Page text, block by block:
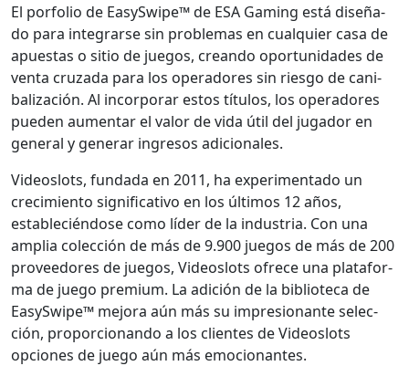
El por­fo­lio de EasySwipe™ de ESA Gam­ing está dis­eña­
do para inte­grarse sin prob­le­mas en cualquier casa de
apues­tas o sitio de jue­gos, cre­an­do opor­tu­nidades de
ven­ta cruza­da para los oper­adores sin ries­go de cani­
bal­ización. Al incor­po­rar estos títu­los, los oper­adores
pueden aumen­tar el val­or de vida útil del jugador en
gen­er­al y gener­ar ingre­sos adi­cionales.
Videoslots, fun­da­da en 2011, ha exper­i­men­ta­do un
crec­imien­to sig­ni­fica­ti­vo en los últi­mos 12 años,
estable­cién­dose como líder de la indus­tria. Con una
amplia colec­ción de más de 9.900 jue­gos de más de 200
provee­dores de jue­gos, Videoslots ofrece una platafor­
ma de juego pre­mi­um. La adi­ción de la bib­liote­ca de
EasySwipe™ mejo­ra aún más su impre­sio­n­ante selec­
ción, pro­por­cio­nan­do a los clientes de Videoslots
opciones de juego aún más emo­cio­nantes.